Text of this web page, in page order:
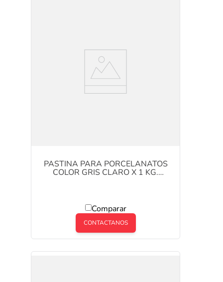
PASTINA PARA PORCELANATOS
COLOR GRIS CLARO X 1 KG.
Comparar
CONTACTANOS